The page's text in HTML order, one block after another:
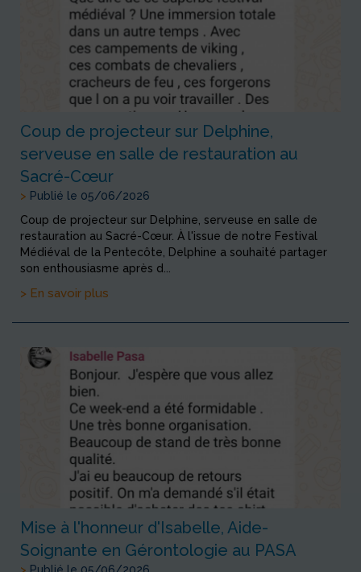
Coup de projecteur sur Delphine,
serveuse en salle de restauration au
Sacré-Cœur
> Publié le 05/06/2026
Coup de projecteur sur Delphine, serveuse en salle de
restauration au Sacré-Cœur. À l'issue de notre Festival
Médiéval de la Pentecôte, Delphine a souhaité partager
son enthousiasme après d...
> En savoir plus
Mise à l'honneur d'Isabelle, Aide-
Soignante en Gérontologie au PASA